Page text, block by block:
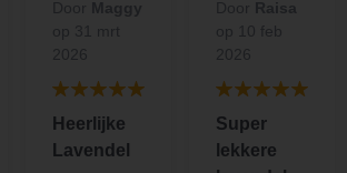
Heerlijke
Lavendel
Super
lekkere